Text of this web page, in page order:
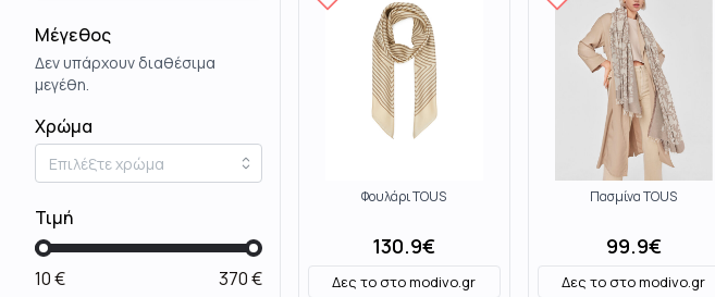
Μέγεθος
Δεν υπάρχουν διαθέσιμα
μεγέθη.
Χρώμα
Τιμή
10€ 370€
Φουλάρι TOUS
130.9€
Δες το στοmodivo.gr
Πασμίνα TOUS
99.9€
Δες το στοmodivo.gr